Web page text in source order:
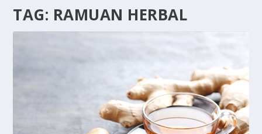
TAG: RAMUAN HERBAL